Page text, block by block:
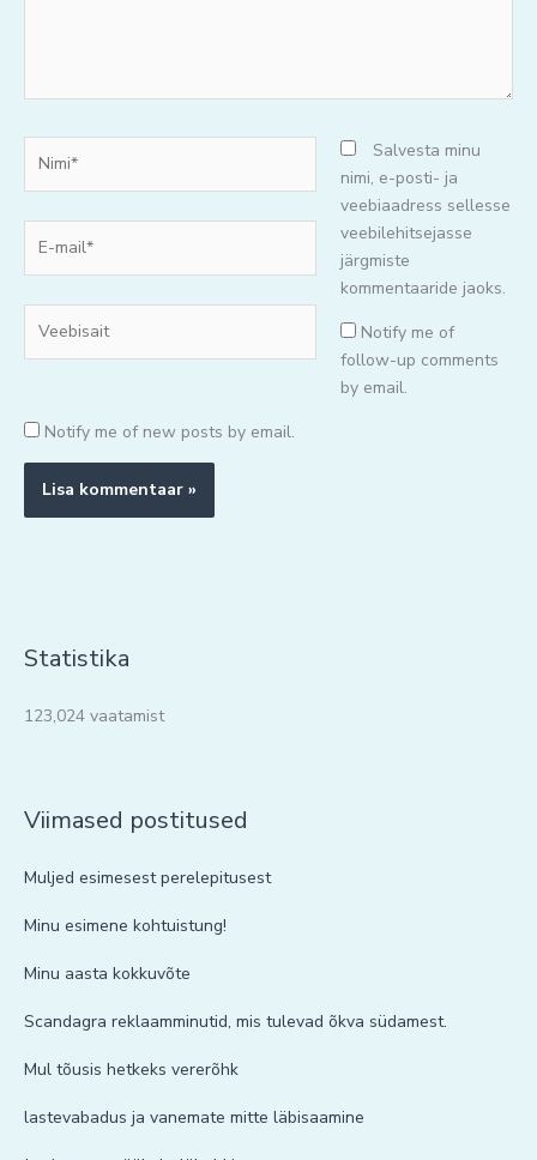
mail*
Salvesta minu
nimi, e-posti- ja
veebiaadress sellesse
veebilehitsejasse
järgmiste
kommentaaride jaoks.
Notify me of
follow-up comments
by email.
Notify me of new posts by email.
Statistika
123,024 vaatamist
Viimased postitused
Muljed esimesest perelepitusest
Minu esimene kohtuistung!
Minu aasta kokkuvõte
Scandagra reklaamminutid, mis tulevad õkva südamest.
Mul tõusis hetkeks vererõhk
lastevabadus ja vanemate mitte läbisaamine